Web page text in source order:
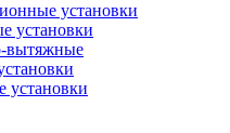
установки
установки
вытяжные